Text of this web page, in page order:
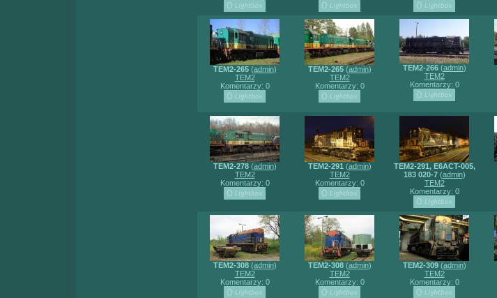
TEM2-265(admin)
TEM2
Komentarzy: 0
TEM2-265(admin)
TEM2
Komentarzy: 0
TEM2-266(admin)
TEM2
Komentarzy: 0
TEM2-278(admin)
TEM2
Komentarzy: 0
TEM2-291 (admin)
TEM2
Komentarzy: 0
TEM2-291, E6ACT-005,
183 020-7(admin)
TEM2
Komentarzy: 0
TEM2-308(admin)
TEM2
Komentarzy: 0
TEM2-308(admin)
TEM2
Komentarzy: 0
TEM2-309(admin)
TEM2
Komentarzy: 0